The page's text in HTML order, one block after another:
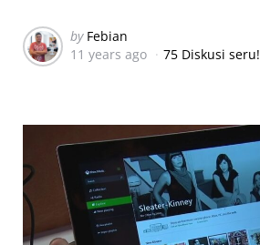
Posted
by
by Febian
11 years ago
75 Diskusi seru!